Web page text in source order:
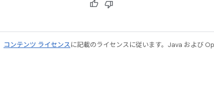
コンテンツ ライセンスに記載のライセンスに従います。Java および